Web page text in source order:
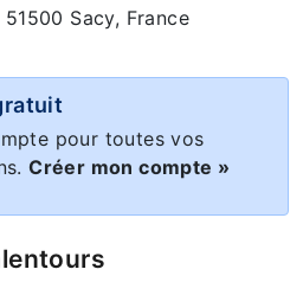
Sacy, France
pour toutes vos
Créer mon compte »